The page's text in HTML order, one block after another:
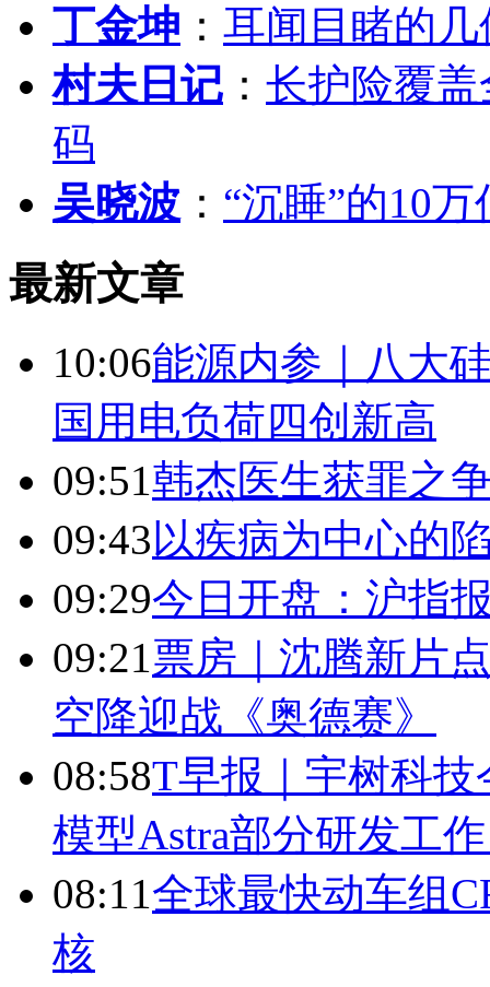
丁金坤 ： 耳闻目睹的
村夫日记 ： 长护险覆
码
吴晓波 ： “沉睡”的10
最新文章
10:06能源内参｜八大
国用电负荷四创新高
09:51韩杰医生获罪之
09:43以疾病为中心的
09:29今日开盘：沪指
09:21票房｜沈腾新片
空降迎战《奥德赛》
08:58T早报｜宇树科
模型Astra部分研发工
08:11全球最快动车组
核